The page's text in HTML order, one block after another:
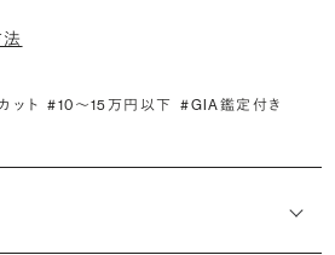
ット #10〜15万円以下 #GIA鑑定付き